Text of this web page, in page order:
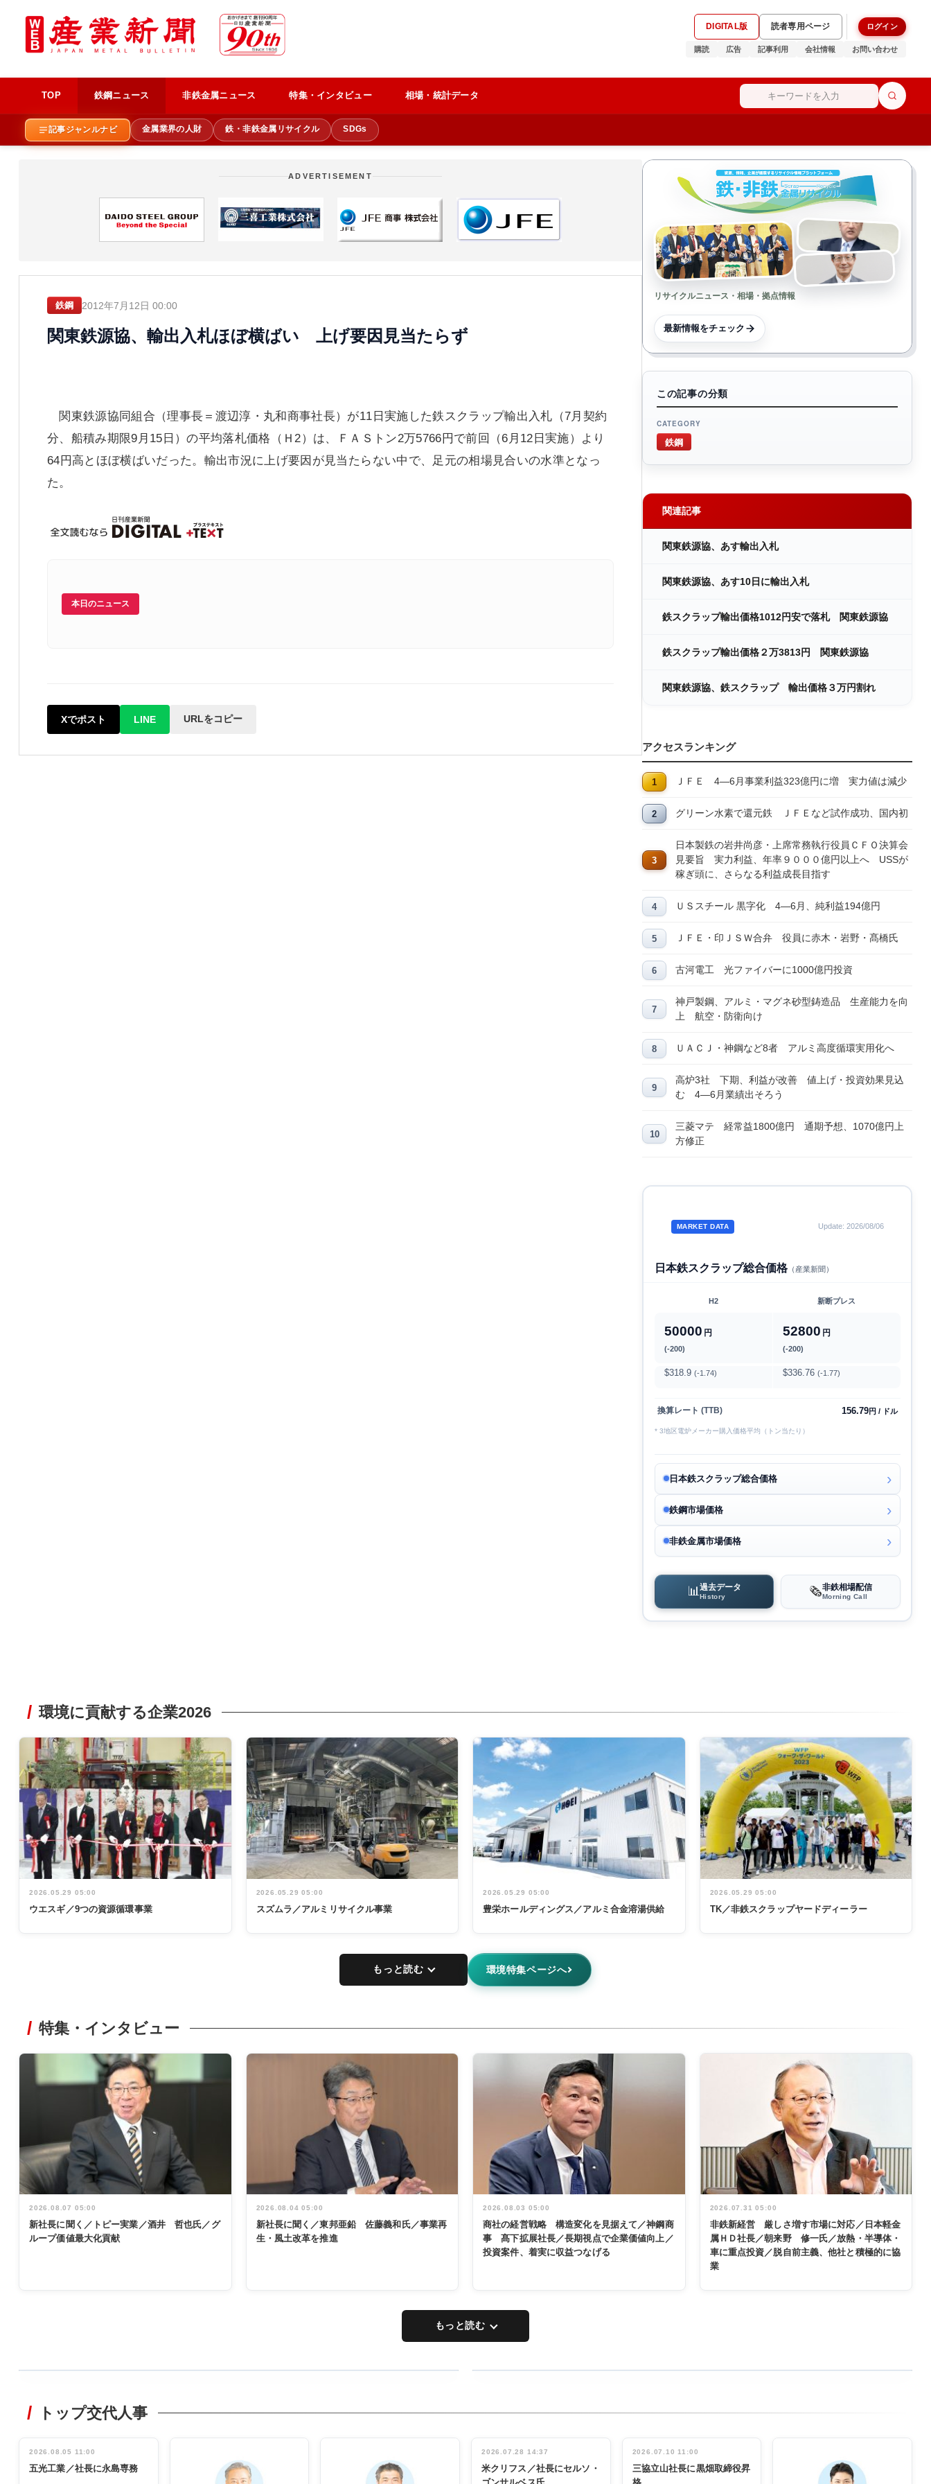
DIGITAL版 読者専用ページ ログイン
購読 広告 記事利用 会社情報 お問い合わせ
TOP 鉄鋼ニュース 非鉄金属ニュース 特集・インタビュー 相場・統計データ
記事ジャンルナビ 金属業界の人財 鉄・非鉄金属リサイクル SDGs
ADVERTISEMENT
鉄鋼 2012年7月12日 00:00
関東鉄源協、輸出入札ほぼ横ばい 上げ要因見当たらず
関東鉄源協同組合（理事長＝渡辺淳・丸和商事社長）が11日実施した鉄スクラップ輸出入札（7月契約
分、船積み期限9月15日）の平均落札価格（Ｈ2）は、ＦＡＳトン2万5766円で前回（6月12日実施）より
64円高とほぼ横ばいだった。輸出市況に上げ要因が見当たらない中で、足元の相場見合いの水準となっ
た。
本日のニュース
Xでポスト LINE URLをコピー
リサイクルニュース・相場・拠点情報
最新情報をチェック
この記事の分類
CATEGORY
鉄鋼
関連記事
関東鉄源協、あす輸出入札
関東鉄源協、あす10日に輸出入札
鉄スクラップ輸出価格1012円安で落札 関東鉄源協
鉄スクラップ輸出価格２万3813円 関東鉄源協
関東鉄源協、鉄スクラップ 輸出価格３万円割れ
アクセスランキング
ＪＦＥ 4―6月事業利益323億円に増 実力値は減少
グリーン水素で還元鉄 ＪＦＥなど試作成功、国内初
日本製鉄の岩井尚彦・上席常務執行役員ＣＦＯ決算会
見要旨 実力利益、年率９０００億円以上へ USSが
稼ぎ頭に、さらなる利益成長目指す
ＵＳスチール 黒字化 4―6月、純利益194億円
ＪＦＥ・印ＪＳＷ合弁 役員に赤木・岩野・髙橋氏
古河電工 光ファイバーに1000億円投資
神戸製鋼、アルミ・マグネ砂型鋳造品 生産能力を向
上 航空・防衛向け
ＵＡＣＪ・神鋼など8者 アルミ高度循環実用化へ
高炉3社 下期、利益が改善 値上げ・投資効果見込
む 4―6月業績出そろう
三菱マテ 経常益1800億円 通期予想、1070億円上
方修正
MARKET DATA Update: 2026/08/06
日本鉄スクラップ総合価格（産業新聞）
H2 新断プレス
50000 円
(-200)
52800 円
(-200)
$318.9 (-1.74) $336.76 (-1.77)
換算レート (TTB) 156.79円 / ドル
* 3地区電炉メーカー購入価格平均（トン当たり）
日本鉄スクラップ総合価格
鉄鋼市場価格
非鉄金属市場価格
📊 過去データ
History 🗞️非鉄相場配信
Morning Call
環境に貢献する企業2026
2026.05.29 05:00
ウエスギ／9つの資源循環事業
2026.05.29 05:00
スズムラ／アルミリサイクル事業
2026.05.29 05:00
豊栄ホールディングス／アルミ合金溶湯供給
2026.05.29 05:00
TK／非鉄スクラップヤードディーラー
もっと読む 環境特集ページへ
特集・インタビュー
2026.08.07 05:00
新社長に聞く／トピー実業／酒井 哲也氏／グ
ループ価値最大化貢献
2026.08.04 05:00
新社長に聞く／東邦亜鉛 佐藤義和氏／事業再
生・風土改革を推進
2026.08.03 05:00
商社の経営戦略 構造変化を見据えて／神鋼商
事 髙下拡展社長／長期視点で企業価値向上／
投資案件、着実に収益つなげる
2026.07.31 05:00
非鉄新経営 厳しさ増す市場に対応／日本軽金
属ＨＤ社長／朝来野 修一氏／放熱・半導体・
車に重点投資／脱自前主義、他社と積極的に協
業
もっと読む
非鉄業界で
管理職編
インタビュ
ー／社内ア
INTERVIEW
念祝う 業界
関係者ら220
人出席
トップ交代人事
2026.08.05 11:00
五光工業／社長に永島専務
2026.07.28 14:37
米クリフス／社長にセルソ・
2026.07.10 11:00
三協立山社長に黒畑取締役昇